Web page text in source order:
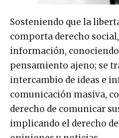
Sosteniendo que la
comporta derecho
información,
pensamiento ajeno; se
intercambio de ideas e
comunicación masiva,
derecho de comunicar
implicando el derecho